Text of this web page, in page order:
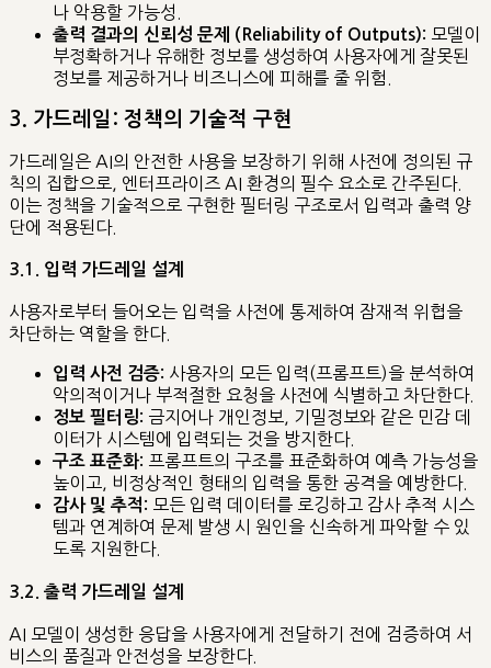
나 악용할 가능성.
출력 결과의 신뢰성 문제 (Reliability of Outputs): 모델이
부정확하거나 유해한 정보를 생성하여 사용자에게 잘못된
정보를 제공하거나 비즈니스에 피해를 줄 위험.
3. 가드레일: 정책의 기술적 구현
가드레일은 AI의 안전한 사용을 보장하기 위해 사전에 정의된 규
칙의 집합으로, 엔터프라이즈 AI 환경의 필수 요소로 간주된다.
이는 정책을 기술적으로 구현한 필터링 구조로서 입력과 출력 양
단에 적용된다.
3.1. 입력 가드레일 설계
사용자로부터 들어오는 입력을 사전에 통제하여 잠재적 위협을
차단하는 역할을 한다.
입력 사전 검증: 사용자의 모든 입력(프롬프트)을 분석하여
악의적이거나 부적절한 요청을 사전에 식별하고 차단한다.
정보 필터링: 금지어나 개인정보, 기밀정보와 같은 민감 데
이터가 시스템에 입력되는 것을 방지한다.
구조 표준화: 프롬프트의 구조를 표준화하여 예측 가능성을
높이고, 비정상적인 형태의 입력을 통한 공격을 예방한다.
감사 및 추적: 모든 입력 데이터를 로깅하고 감사 추적 시스
템과 연계하여 문제 발생 시 원인을 신속하게 파악할 수 있
도록 지원한다.
3.2. 출력 가드레일 설계
AI 모델이 생성한 응답을 사용자에게 전달하기 전에 검증하여 서
비스의 품질과 안전성을 보장한다.